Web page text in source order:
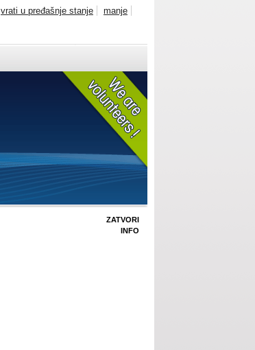
vrati u pređašnje stanje manje
ZATVORI
INFO